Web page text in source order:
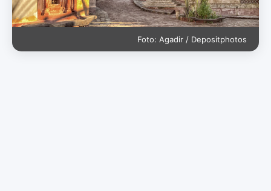
Foto: Agadir / Depositphotos